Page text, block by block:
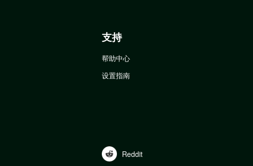
支持
帮助中心
设置指南
Reddit